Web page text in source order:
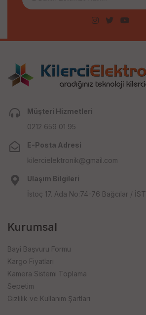
Müşteri Hizmetleri
0212 659 01 95
E-Posta Adresi
kilercielektronik@gmail.com
Ulaşım Bilgileri
İstoç 17. Ada No:74-76 Bağcılar / İST
Kurumsal
Bayi Başvuru Formu
Kargo Fiyatları
Kamera Sistemi Toplama
Sepetim
Gizlilik ve Kullanım Şartları